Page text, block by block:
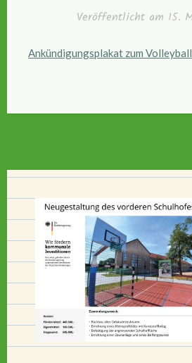
Veröffentlicht am 15.
Ankündigungsplakat zum